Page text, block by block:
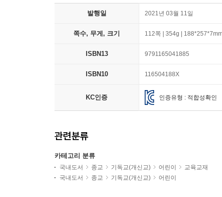
발행일 2021년 03월 11일
쪽수, 무게, 크기 112쪽 | 354g |
ISBN13 9791165041885
ISBN10 116504188X
KC인증 인증유형 : 적합성확인
관련분류
카테고리 분류
국내도서 종교 기독교(개신교) 어린이
교육교재
국내도서
종교 기독교(개신교) 어린이